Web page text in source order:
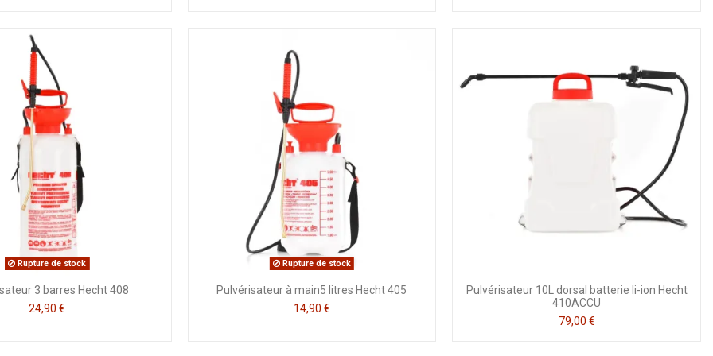
Rupture de stock
3 barres Hecht 408
24,90 €
Rupture de stock
Pulvérisateur à main5 litres Hecht 405
14,90 €
Pulvérisateur 10L dorsal batterie li-ion Hecht
410ACCU
79,00 €